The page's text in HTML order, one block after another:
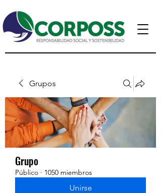
Grupos
Grupo
Público · 1050 miembros
Unirse